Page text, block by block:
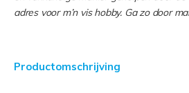
adres voor m’n vis hobby. Ga zo door
Productomschrijving